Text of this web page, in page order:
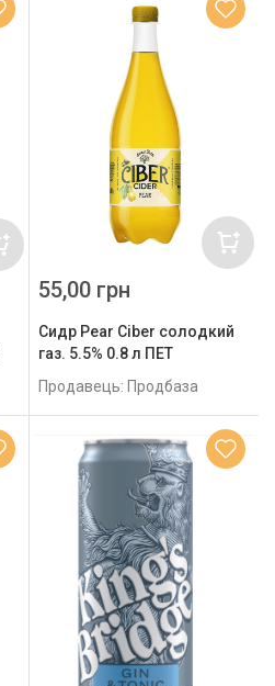
Сидр Pear Ciber солодкий
газ. 5.5% 0.8 л ПЕТ
Продавець: Продбаза
55,00 грн